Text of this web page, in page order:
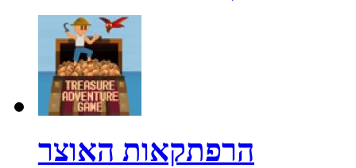
הרפתקאות האוצר